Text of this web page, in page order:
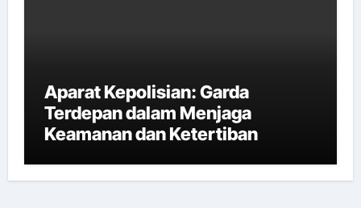
Aparat Kepolisian: Garda
Terdepan dalam Menjaga
Keamanan dan Ketertiban